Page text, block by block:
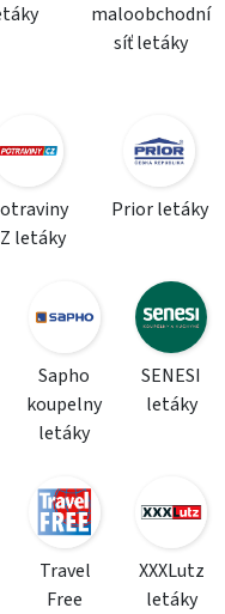
maloobchodní
síť letáky
letáky
Prior letáky
Sapho
koupelny
letáky
SENESI
letáky
Travel
Free
XXXLutz
letáky